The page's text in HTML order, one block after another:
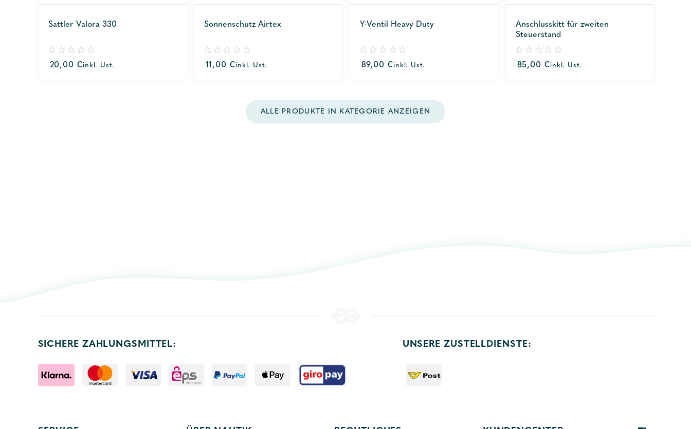
Sattler Valora 330
out
20,00€inkl. Ust.
Sonnenschutz Airtex
out
11,00€inkl. Ust.
Y-Ventil Heavy Duty
out
89,00€inkl. Ust.
Anschlusskitt für zweiten
Steuerstand
out
85,00€inkl. Ust.
ALLE PRODUKTE IN KATEGORIE ANZEIGEN
SICHERE ZAHLUNGSMITTEL: UNSERE ZUSTELLDIENSTE: